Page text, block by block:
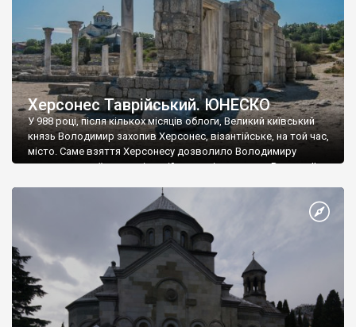
Херсонес Таврійський. ЮНЕСКО
У 988 році, після кількох місяців облоги, Великий київський
князь Володимир захопив Херсонес, візантійське, на той час,
місто. Саме взяття Херсонесу дозволило Володимиру
диктувати свої умови візантійському імператору Василю ІІ, та
Херсонесі Володимир-язичник, став Василем-християнином.
А потім було Хрещення Русі. На честь Херсонесу Таврійського